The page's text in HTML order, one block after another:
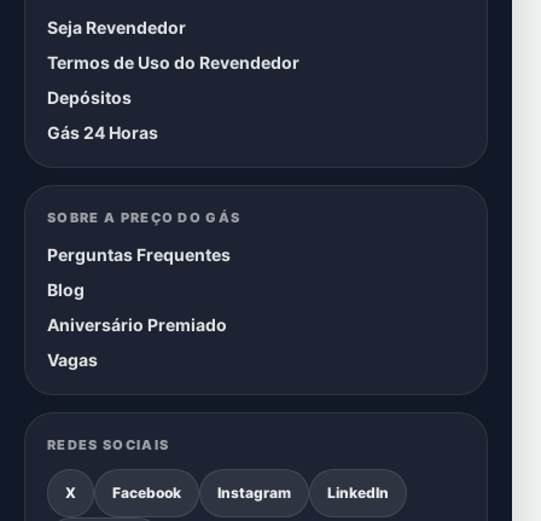
Seja Revendedor
Termos de Uso do Revendedor
Depósitos
Gás 24 Horas
SOBRE A PREÇO DO GÁS
Perguntas Frequentes
Blog
Aniversário Premiado
Vagas
REDES SOCIAIS
X Facebook Instagram LinkedIn